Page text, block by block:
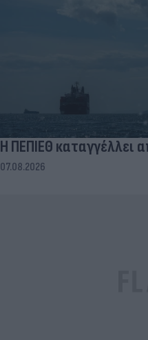
Η ΠΕΠΙΕΘ καταγγέλλει
07.08.2026